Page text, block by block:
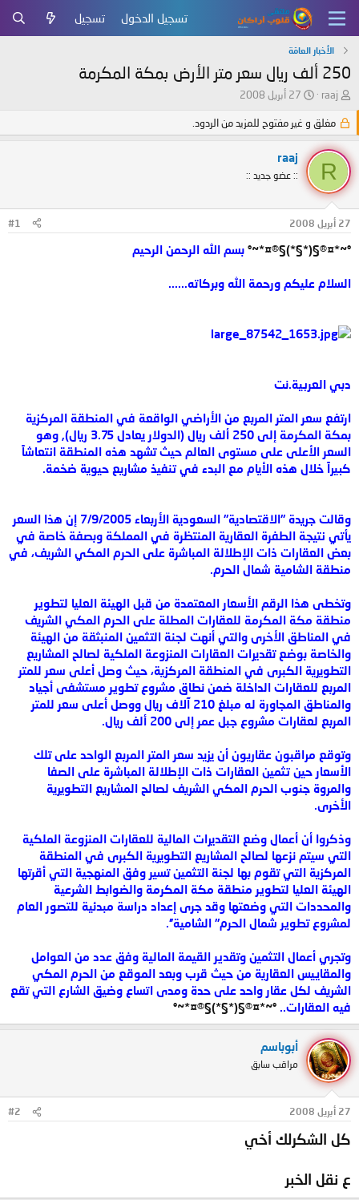
تسجيل الدخول تسجيل
الأخبار العامّة
250 ألف ريال سعر متر الأرض بمكة المكرمة
ب
د
ئ
ا
م
و
ض
و
raaj
ت
ر
ي
خ
د
ء
27 أبريل 2008
مغلق و غير مفتوح للمزيد من الردود.
R
raaj
:: عضو جديد ::
27 أبريل 2008 #1
°~*¤®§(*§*)§®¤*~° بسم الله الرحمن الرحيم
السلام عليكم ورحمة الله وبركاته......
دبي العربية.نت
ارتفع سعر المتر المربع من الأراضي الواقعة في المنطقة المركزية
بمكة المكرمة إلى 250 ألف ريال (الدولار يعادل 3.75 ريال), وهو
السعر الأعلى على مستوى العالم حيث تشهد هذه المنطقة انتعاشاً
كبيراً خلال هذه الأيام مع البدء في تنفيذ مشاريع حيوية ضخمة.
وقالت جريدة "الاقتصادية" السعودية الأربعاء 7/9/2005 إن هذا السعر
يأتي نتيجة الطفرة العقارية المنتظرة في المملكة وبصفة خاصة في
بعض العقارات ذات الإطلالة المباشرة على الحرم المكي الشريف، في
منطقة الشامية شمال الحرم.
وتخطى هذا الرقم الأسعار المعتمدة من قبل الهيئة العليا لتطوير
منطقة مكة المكرمة للعقارات المطلة على الحرم المكي الشريف
في المناطق الأخرى والتي أنهت لجنة التثمين المنبثقة من الهيئة
والخاصة بوضع تقديرات العقارات المنزوعة الملكية لصالح المشاريع
التطويرية الكبرى في المنطقة المركزية، حيث وصل أعلى سعر للمتر
المربع للعقارات الداخلة ضمن نطاق مشروع تطوير مستشفى أجياد
والمناطق المجاورة له مبلغ 210 آلاف ريال ووصل أعلى سعر للمتر
المربع لعقارات مشروع جبل عمر إلى 200 ألف ريال.
وتوقع مراقبون عقاريون أن يزيد سعر المتر المربع الواحد على تلك
الأسعار حين تثمين العقارات ذات الإطلالة المباشرة على الصفا
والمروة جنوب الحرم المكي الشريف لصالح المشاريع التطويرية
الأخرى.
وذكروا أن أعمال وضع التقديرات المالية للعقارات المنزوعة الملكية
التي سيتم نزعها لصالح المشاريع التطويرية الكبرى في المنطقة
المركزية التي تقوم بها لجنة التثمين تسير وفق المنهجية التي أقرتها
الهيئة العليا لتطوير منطقة مكة المكرمة والضوابط الشرعية
والمحددات التي وضعتها وقد جرى إعداد دراسة مبدئية للتصور العام
لمشروع تطوير شمال الحرم'' الشامية''.
وتجري أعمال التثمين وتقدير القيمة المالية وفق عدد من العوامل
والمقاييس العقارية من حيث قرب وبعد الموقع من الحرم المكي
الشريف لكل عقار واحد على حدة ومدى اتساع وضيق الشارع التي تقع
فيه العقارات.. °~*¤®§(*§*)§®¤*~°
أبوباسم
مراقب سابق
27 أبريل 2008 #2
كل الشكرلك أخي
ع نقل الخبر